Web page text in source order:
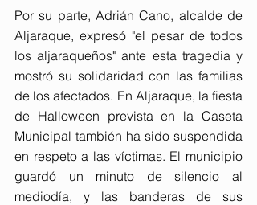
Por su parte, Adrián Cano, alcalde de
Aljaraque, expresó "el pesar de todos
los aljaraqueños" ante esta tragedia y
mostró su solidaridad con las familias
de los afectados. En Aljaraque, la fiesta
de Halloween prevista en la Caseta
Municipal también ha sido suspendida
en respeto a las víctimas. El municipio
guardó un minuto de silencio al
mediodía, y las banderas de sus